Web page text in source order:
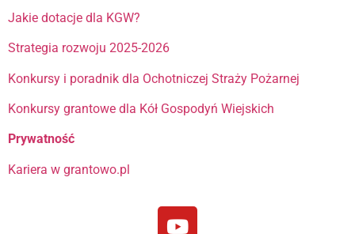
Jakie dotacje dla KGW?
Strategia rozwoju 2025-2026
Konkursy i poradnik dla Ochotniczej Straży Pożarnej
Konkursy grantowe dla Kół Gospodyń Wiejskich
Prywatność
Kariera w grantowo.pl